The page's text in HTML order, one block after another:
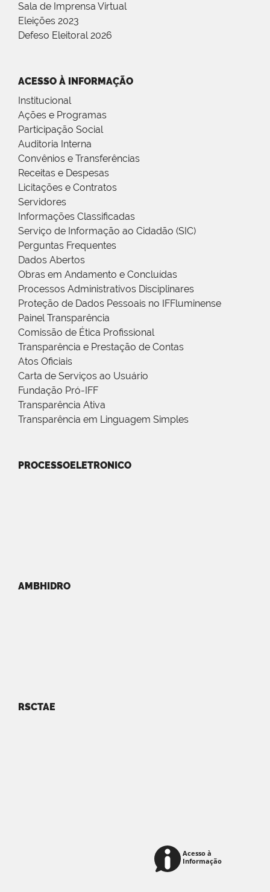
Sala de Imprensa Virtual
Eleições 2023
Defeso Eleitoral 2026
ACESSO À INFORMAÇÃO
Institucional
Ações e Programas
Participação Social
Auditoria Interna
Convênios e Transferências
Receitas e Despesas
Licitações e Contratos
Servidores
Informações Classificadas
Serviço de Informação ao Cidadão (SIC)
Perguntas Frequentes
Dados Abertos
Obras em Andamento e Concluídas
Processos Administrativos Disciplinares
Proteção de Dados Pessoais no IFFluminense
Painel Transparência
Comissão de Ética Profissional
Transparência e Prestação de Contas
Atos Oficiais
Carta de Serviços ao Usuário
Fundação Pró-IFF
Transparência Ativa
Transparência em Linguagem Simples
PROCESSOELETRONICO
AMBHIDRO
RSCTAE